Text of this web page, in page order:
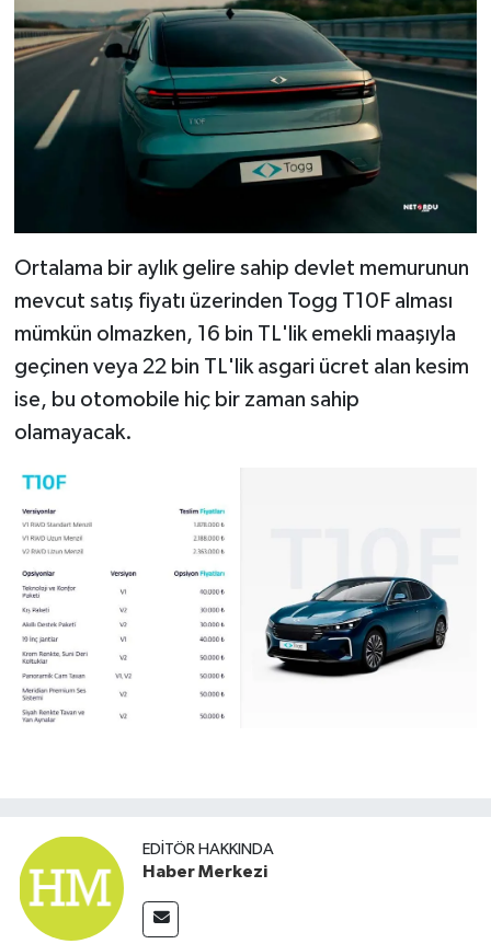
Ortalama bir aylık gelire sahip devlet memurunun
mevcut satış fiyatı üzerinden Togg T10F alması
mümkün olmazken, 16 bin TL'lik emekli maaşıyla
geçinen veya 22 bin TL'lik asgari ücret alan kesim
ise, bu otomobile hiç bir zaman sahip
olamayacak.
EDITÖR HAKKINDA
Haber Merkezi